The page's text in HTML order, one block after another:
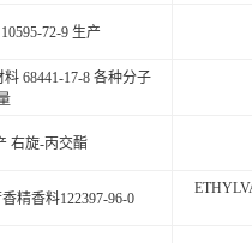
72-9 生产
68441-17-8 各种分子
右旋-丙交酯
精香料122397-96-0